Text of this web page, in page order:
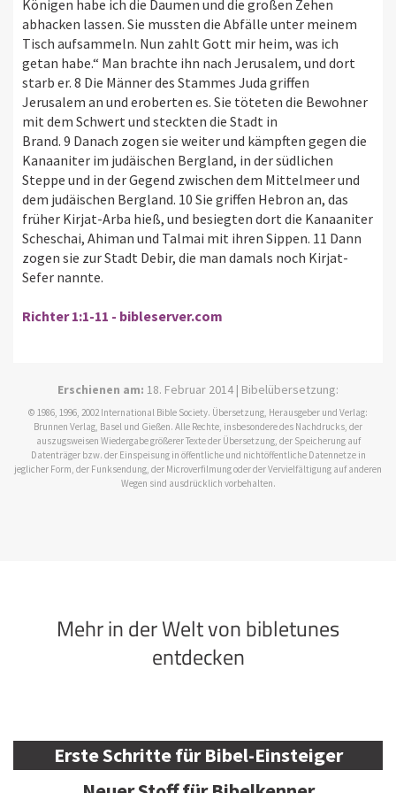
Königen habe ich die Daumen und die großen Zehen
abhacken lassen. Sie mussten die Abfälle unter meinem
Tisch aufsammeln. Nun zahlt Gott mir heim, was ich
getan habe.“ Man brachte ihn nach Jerusalem, und dort
starb er. 8 Die Männer des Stammes Juda griffen
Jerusalem an und eroberten es. Sie töteten die Bewohner
mit dem Schwert und steckten die Stadt in
Brand. 9 Danach zogen sie weiter und kämpften gegen die
Kanaaniter im judäischen Bergland, in der südlichen
Steppe und in der Gegend zwischen dem Mittelmeer und
dem judäischen Bergland. 10 Sie griffen Hebron an, das
früher Kirjat-Arba hieß, und besiegten dort die Kanaaniter
Scheschai, Ahiman und Talmai mit ihren Sippen. 11 Dann
zogen sie zur Stadt Debir, die man damals noch Kirjat-
Sefer nannte.
Richter 1:1-11 - bibleserver.com
Erschienen am: 18. Februar 2014 | Bibelübersetzung:
© 1986, 1996, 2002 International Bible Society. Übersetzung, Herausgeber und Verlag:
Brunnen Verlag, Basel und Gießen. Alle Rechte, insbesondere des Nachdrucks, der
auszugsweisen Wiedergabe größerer Texte der Übersetzung, der Speicherung auf
Datenträger bzw. der Einspeisung in öffentliche und nichtöffentliche Datennetze in
jeglicher Form, der Funksendung, der Microverfilmung oder der Vervielfältigung auf anderen
Wegen sind ausdrücklich vorbehalten.
Mehr in der Welt von bibletunes
entdecken
Erste Schritte für Bibel-Einsteiger